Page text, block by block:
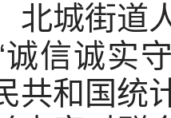
城街道人
诚信诚实
共和国